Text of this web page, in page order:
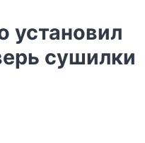
установил
сушилки